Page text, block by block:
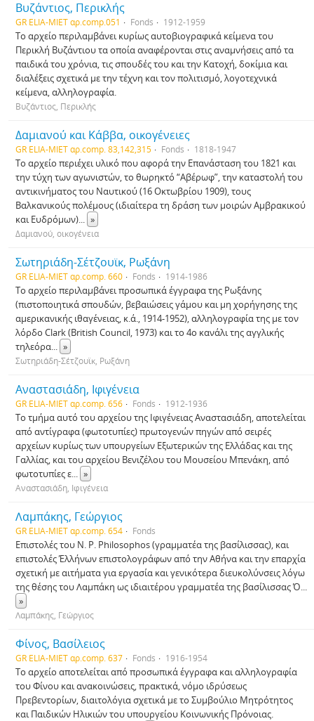
Βυζάντιος, Περικλής
GR ELIA-MIET αρ.comp.051 Fonds 1912-1959
Το αρχείο περιλαμβάνει κυρίως αυτοβιογραφικά κείμενα του
Περικλή Βυζάντιου τα οποία αναφέρονται στις αναμνήσεις από τα
παιδικά του χρόνια, τις σπουδές του και την Κατοχή, δοκίμια και
διαλέξεις σχετικά με την τέχνη και τον πολιτισμό, λογοτεχνικά
κείμενα, αλληλογραφία.
Βυζάντιος, Περικλής
Δαμιανού και Κάββα, οικογένειες
GR ELIA-MIET αρ.comp. 83,142,315 Fonds 1818-1947
Το αρχείο περιέχει υλικό που αφορά την Επανάσταση του 1821 και
την τύχη των αγωνιστών, το θωρηκτό “Αβέρωφ”, την καταστολή του
αντικινήματος του Ναυτικού (16 Οκτωβρίου 1909), τους
Βαλκανικούς πολέμους (ιδιαίτερα τη δράση των μοιρών Αμβρακικού
και Ευδρόμων)... »
Δαμιανού, οικογένεια
Σωτηριάδη-Σέτζουϊκ, Ρωξάνη
GR ELIA-MIET αρ.comp. 660 Fonds 1914-1986
Το αρχείο περιλαμβάνει προσωπικά έγγραφα της Ρωξάνης
(πιστοποιητικά σπoυδών, βεβαιώσεις γάμου και μη χορήγησης της
αμερικανικής ιθαγένειας, κ.ά., 1914-1952), αλληλογραφία της με τον
λόρδο Clark (British Council, 1973) και το 4ο κανάλι της αγγλικής
τηλεόρα... »
Σωτηριάδη-Σέτζουϊκ, Ρωξάνη
Αναστασιάδη, Ιφιγένεια
GR ELIA-MIET αρ.comp. 656 Fonds 1912-1936
Το τμήμα αυτό του αρχείου της Ιφιγένειας Αναστασιάδη, αποτελείται
από αντίγραφα (φωτοτυπίες) πρωτογενών πηγών από σειρές
αρχείων κυρίως των υπουργείων Εξωτερικών της Ελλάδας και της
Γαλλίας, και του αρχείου Βενιζέλου του Μουσείου Μπενάκη, από
φωτοτυπίες ε... »
Αναστασιάδη, Ιφιγένεια
Λαμπάκης, Γεώργιος
GR ELIA-MIET αρ.comp. 654 Fonds
Επιστολές του N. P. Philosophos (γραμματέα της βασίλισσας), και
επιστολές Έλλήνων επιστολογράφων από την Αθήνα και την επαρχία
σχετική με αιτήματα για εργασία και γενικότερα διευκολύνσεις λόγω
της θέσης του Λαμπάκη ως ιδιαιτέρου γραμματέα της βασίλισσας Ό...
»
Λαμπάκης, Γεώργιος
Φίνος, Βασίλειος
GR ELIA-MIET αρ.comp. 637 Fonds 1916-1954
Το αρχείο αποτελείται από προσωπικά έγγραφα και αλληλογραφία
του Φίνου και ανακοινώσεις, πρακτικά, νόμο ιδρύσεως
Πρεβεντορίων, διαιτολόγια σχετικά με το Συμβούλιο Μητρότητος
και Παιδικών Ηλικιών του υπουργείου Κοινωνικής Πρόνοιας.